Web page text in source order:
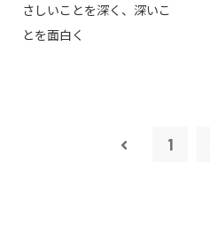
さしいことを深く、深いこ
とを面白く
1